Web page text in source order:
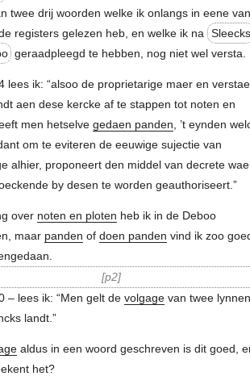
twee drij woorden welke ik onlangs in eene van
registers gelezen heb, en welke ik na
Sleecks
geraadpleegd te hebben, nog niet wel versta.
lees ik: “alsoo de proprietarige maer en
aen dese kercke af te stappen tot noten en
men hetselve gedaen panden , ’t eynden
om te eviteren de eeuwige sujectie van
alhier, proponeert den middel van decrete
by desen te worden geauthoriseert.”
over noten en ploten heb ik in de Deboo
maar panden of doen panden vind ik zoo
p2
– lees ik: “Men gelt de volgagevan twee lynnen
landt.”
aldus in een woord geschreven is dit goed,
het?